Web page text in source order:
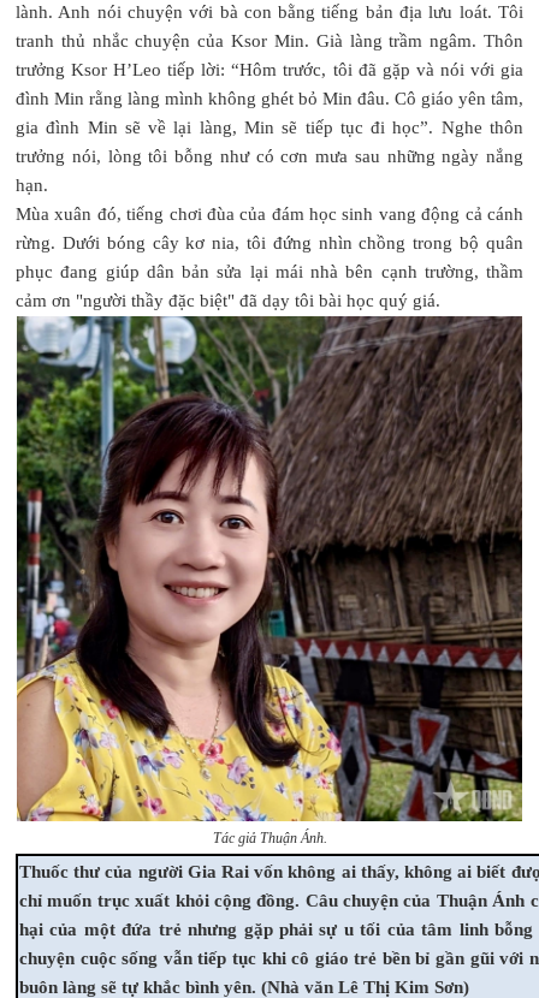
lành. Anh nói chuyện với bà con bằng tiếng bản địa lưu loát. Tôi
tranh thủ nhắc chuyện của Ksor Min. Già làng trầm ngâm. Thôn
trưởng Ksor H’Leo tiếp lời: “Hôm trước, tôi đã gặp và nói với gia
đình Min rằng làng mình không ghét bỏ Min đâu. Cô giáo yên tâm,
gia đình Min sẽ về lại làng, Min sẽ tiếp tục đi học”. Nghe thôn
trưởng nói, lòng tôi bỗng như có cơn mưa sau những ngày nắng
hạn.
Mùa xuân đó, tiếng chơi đùa của đám học sinh vang động cả cánh
rừng. Dưới bóng cây kơ nia, tôi đứng nhìn chồng trong bộ quân
phục đang giúp dân bản sửa lại mái nhà bên cạnh trường, thầm
cảm ơn "người thầy đặc biệt" đã dạy tôi bài học quý giá.
Tác giả Thuận Ánh.
Thuốc thư của người Gia Rai vốn không ai thấy, không ai biết
chỉ muốn trục xuất khỏi cộng đồng. Câu chuyện của Thuận
hại của một đứa trẻ nhưng gặp phải sự u tối của tâm linh
chuyện cuộc sống vẫn tiếp tục khi cô giáo trẻ bền bỉ gần gũi
buôn làng sẽ tự khắc bình yên. (Nhà văn Lê Thị Kim Sơn)